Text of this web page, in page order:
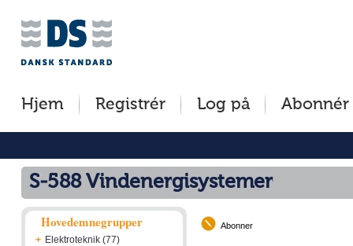
Jump
[s]
Tilgængelighed
Betingelser
Hjem Registrér Log på Abonnér
S-588 Vindenergisystemer
Hovedemnegrupper
+ Elektroteknik (77)
Abonner